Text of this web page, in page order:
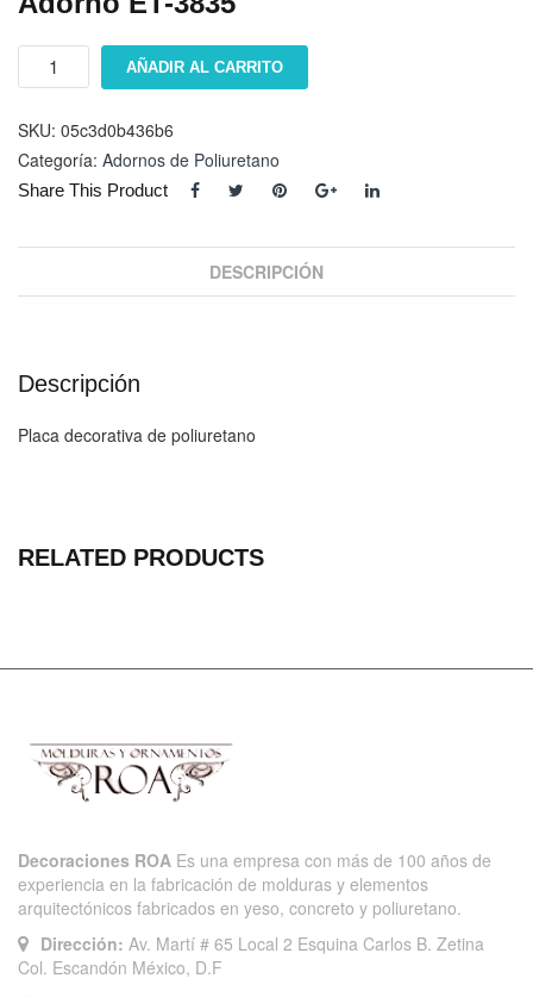
Adorno
cantidad
AÑADIR AL CARRITO
SKU: 05c3d0b436b6
Categoría: Adornos de Poliuretano
Share This Product
DESCRIPCIÓN
Descripción
Placa decorativa de poliuretano
RELATED PRODUCTS
Decoraciones ROA Es una empresa con más de 100 años de
experiencia en la fabricación de molduras y elementos
arquitectónicos fabricados en yeso, concreto y poliuretano.
Dirección: Av. Martí # 65 Local 2 Esquina Carlos B. Zetina
Col. Escandón México, D.F